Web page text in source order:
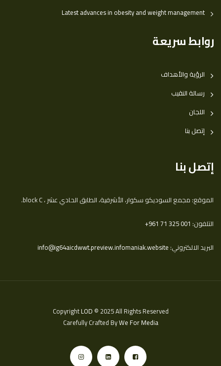
Latest advances in obesity and weight management
روابط سريعة
الرؤية والأهداف
رسالة النقيب
اللجان
إتصل بنا
إتصل بنا
الموقع: مجمع السوديكو سكوار، الأشرفية، الطابق الحادي عشر ، block C.
التلفون: ‎+961 71 325 001
البريد الالكتروني:info@ig64aicdwwt.preview.infomaniak.website
CopyrightLOD © 2025 All Rights Reserved
Carefully Crafted ByWe For Media